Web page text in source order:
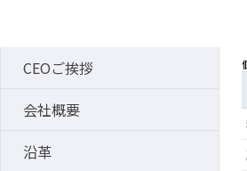
合わせ
CEOご挨拶
会社概要
沿革